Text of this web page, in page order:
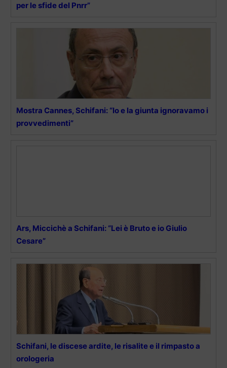
per le sfide del Pnrr”
Mostra Cannes, Schifani: “Io e la giunta ignoravamo i
provvedimenti”
Ars, Miccichè a Schifani: “Lei è Bruto e io Giulio
Cesare”
Schifani, le discese ardite, le risalite e il rimpasto a
orologeria